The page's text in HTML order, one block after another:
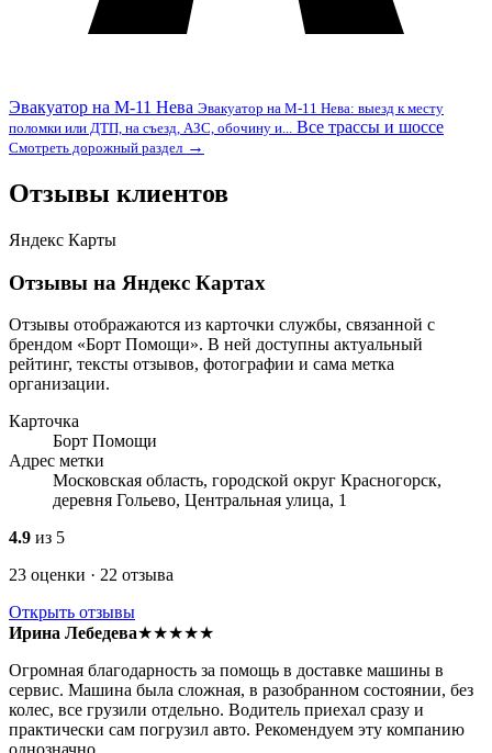
Эвакуатор на М-11 Нева Эвакуатор на М-11 Нева: выезд к месту
поломки или ДТП, на съезд, АЗС, обочину и...
Все трассы и шоссе
Смотреть дорожный раздел →
Отзывы клиентов
Яндекс Карты
Отзывы на Яндекс Картах
Отзывы отображаются из карточки службы, связанной с
брендом «Борт Помощи». В ней доступны актуальный
рейтинг, тексты отзывов, фотографии и сама метка
организации.
Карточка
Борт Помощи
Адрес метки
Московская область, городской округ Красногорск,
деревня Гольево, Центральная улица, 1
4.9 из 5
23 оценки · 22 отзыва
Открыть отзывы
Ирина Лебедева★★★★★
Огромная благодарность за помощь в доставке машины в
сервис. Машина была сложная, в разобранном состоянии, без
колес, все грузили отдельно. Водитель приехал сразу и
практически сам погрузил авто. Рекомендуем эту компанию